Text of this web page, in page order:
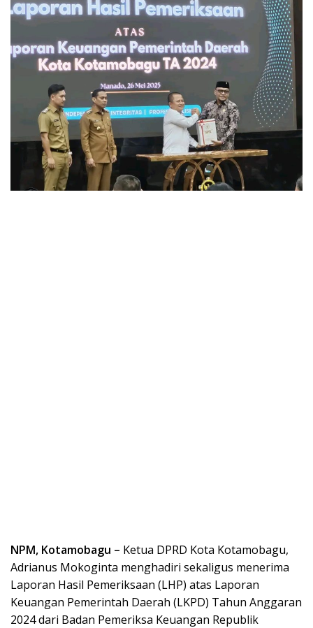
NPM, Kotamobagu – Ketua DPRD Kota Kotamobagu,
Adrianus Mokoginta menghadiri sekaligus menerima
Laporan Hasil Pemeriksaan (LHP) atas Laporan
Keuangan Pemerintah Daerah (LKPD) Tahun Anggaran
2024 dari Badan Pemeriksa Keuangan Republik